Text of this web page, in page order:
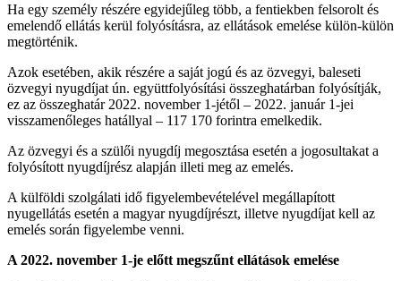
Ha egy személy részére egyidejűleg több, a fentiekben felsorolt és
emelendő ellátás kerül folyósításra, az ellátások emelése külön-külön
megtörténik.
Azok esetében, akik részére a saját jogú és az özvegyi, baleseti
özvegyi nyugdíjat ún. együttfolyósítási összeghatárban folyósítják,
ez az összeghatár 2022. november 1-jétől – 2022. január 1-jei
visszamenőleges hatállyal – 117 170 forintra emelkedik.
Az özvegyi és a szülői nyugdíj megosztása esetén a jogosultakat a
folyósított nyugdíjrész alapján illeti meg az emelés.
A külföldi szolgálati idő figyelembevételével megállapított
nyugellátás esetén a magyar nyugdíjrészt, illetve nyugdíjat kell az
emelés során figyelembe venni.
A 2022. november 1-je előtt megszűnt ellátások emelése